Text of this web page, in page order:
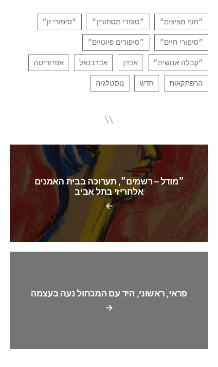
←
״מודל – רשמים״, תערוכה בבית האמנים
אלחריזי בתל אביב
→
פראי, ראשוני, היד עם המכחול נעה בעצמה